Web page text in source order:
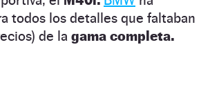
todos los detalles que faltaban
de la gama completa.